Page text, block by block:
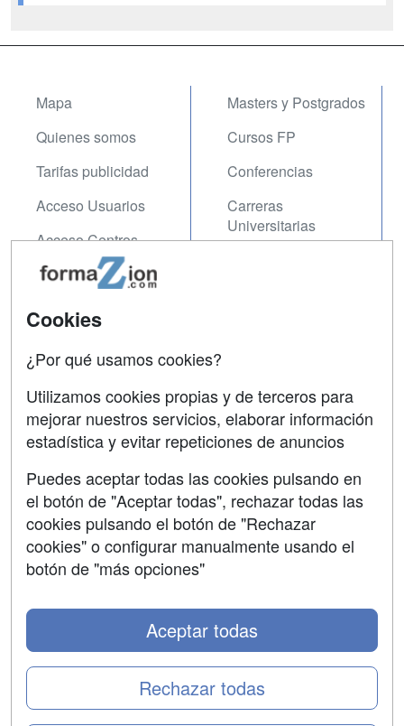
Mapa
Quienes somos
Tarifas publicidad
Acceso Usuarios
Acceso Centros
Masters y Postgrados
Cursos FP
Conferencias
Carreras
Universitarias
Contactar
Copyleft
Grupo formazion:
Cookies
¿Por qué usamos cookies?
Utilizamos cookies propias y de terceros para
mejorar nuestros servicios, elaborar información
estadística y evitar repeticiones de anuncios
Puedes aceptar todas las cookies pulsando en
el botón de "Aceptar todas", rechazar todas las
cookies pulsando el botón de "Rechazar
cookies" o configurar manualmente usando el
botón de "más opciones"
Rechazar todas
Aceptar todas